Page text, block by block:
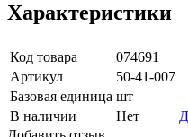
Характеристики
Код товара
074691
Артикул
50-41-007
Базовая единица шт
В наличии
Нет